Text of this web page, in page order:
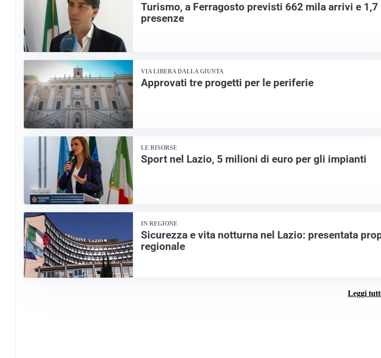
Turismo, a Ferragosto previsti 662 mila arrivi e
presenze
VIA LIBERA DALLA GIUNTA
Approvati tre progetti per le periferie
LE RISORSE
Sport nel Lazio, 5 milioni di euro per gli impianti
IN REGIONE
Sicurezza e vita notturna nel Lazio: presentata
regionale
Leggi